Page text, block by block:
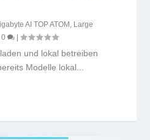
AI TOP ATOM , Large
|0 |
und lokal betreiben
Modelle lokal...